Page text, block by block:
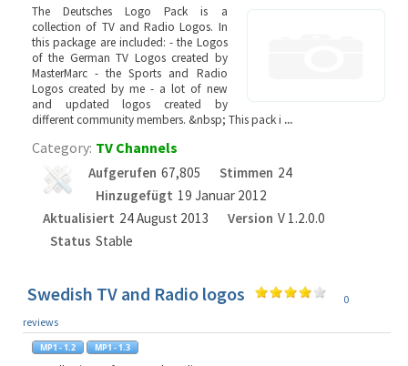
The Deutsches Logo Pack is a
collection of TV and Radio Logos. In
this package are included: - the Logos
of the German TV Logos created by
MasterMarc - the Sports and Radio
Logos created by me - a lot of new
and updated logos created by
different community members. &nbsp; This pack i ...
Category: TV Channels
Aufgerufen 67,805 Stimmen 24
Hinzugefügt 19 Januar 2012
Aktualisiert 24 August 2013 Version V 1.2.0.0
Status Stable
Swedish TV and Radio logos
0
reviews